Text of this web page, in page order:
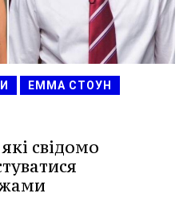
ЕММА СТОУН
свідомо